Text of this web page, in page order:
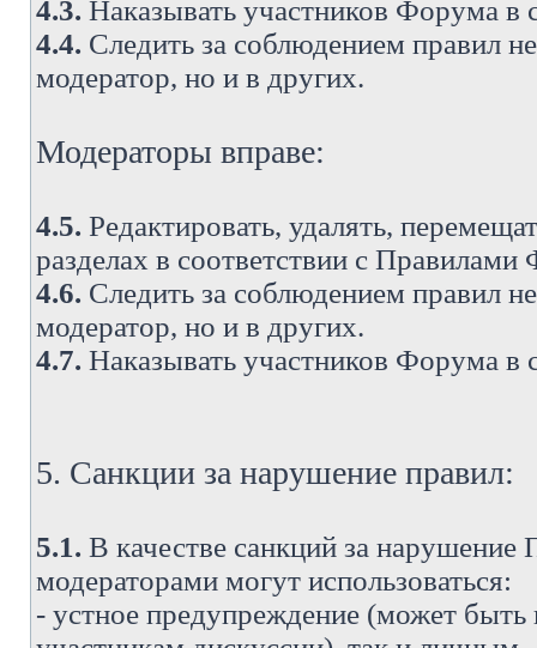
4.3. Наказывать участников Форума
4.4. Следить за соблюдением правил
модератор, но и в других.
Модераторы вправе:
4.5. Редактировать, удалять,
разделах в соответствии с
4.6. Следить за соблюдением правил
модератор, но и в других.
4.7. Наказывать участников Форума
5. Санкции за нарушение правил:
5.1. В качестве санкций за
модераторами могут использоваться:
- устное предупреждение (может